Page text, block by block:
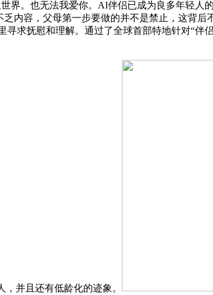
界。也无法我爱你。AI伴侣已成为良多年轻人
内容，父母第一步要做的并不是禁止，这背
求抚慰和理解。通过了全球首部特地针对“伴
并且还有低龄化的迹象。